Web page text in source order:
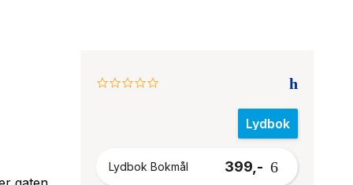
0.0
Lydbok
Lydbok Bokmål 399,-